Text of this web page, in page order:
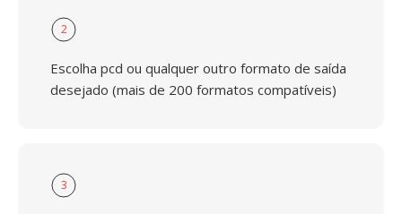
2
Escolha pcd ou qualquer outro formato de saída
desejado (mais de 200 formatos compatíveis)
3